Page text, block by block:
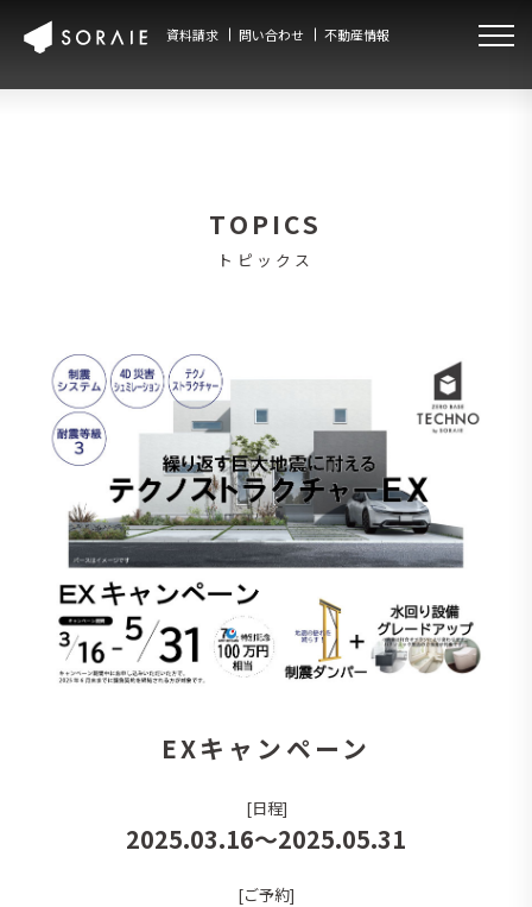
資料請求 問い合わせ 不動産情報
TOPICS
トピックス
EXキャンペーン
[日程]
2025.03.16～2025.05.31
[ご予約]